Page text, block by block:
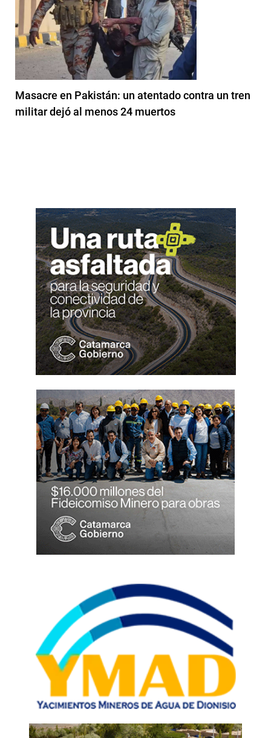
Masacre en Pakistán: un atentado contra un tren
militar dejó al menos 24 muertos